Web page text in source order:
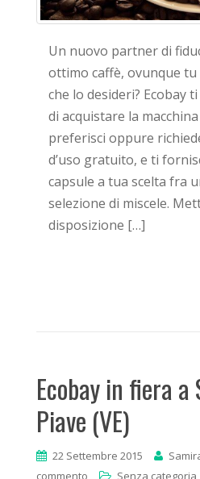
Un nuovo partner di
ottimo caffè, ovunque
che lo desideri? Ecobay
di acquistare la
preferisci oppure
d’uso gratuito, e ti
capsule a tua scelta fra
selezione di miscele.
disposizione […]
Ecobay in fiera a
Piave (VE)
22 Settembre 2015
commento
Senza categoria